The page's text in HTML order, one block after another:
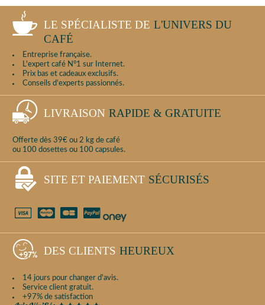
LE SPÉCIALISTE DE L'UNIVERS DU
CAFÉ
Entreprise française.
L'expert café N°1 sur Internet.
Prix bas et cadeaux exclusifs.
Conseils d'experts passionnés.
LIVRAISON RAPIDE & GRATUITE
Offerte dès 39€ ou 2 kg de café
ou 100 dosettes ou 100 capsules.
SITE ET PAIEMENT SÉCURISÉS
DES CLIENTS HEUREUX
14 jours pour changer d'avis.
Service client gratuit.
+97% de satisfaction